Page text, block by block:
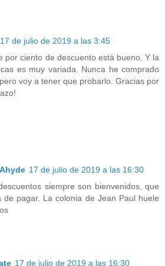
17 de julio de 2019 a las 3:45
por ciento de descuento está bueno. Y la
es muy variada. Nunca he comprado
voy a tener que probarlo. Gracias por
17 de julio de 2019 a las 16:30
siempre son bienvenidos, que
pagar. La colonia de Jean Paul huele
17 de julio de 2019 a las 16:30